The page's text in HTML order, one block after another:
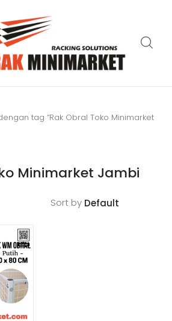
tag “Rak Obral Toko Minimarket
Minimarket Jambi
Sort by